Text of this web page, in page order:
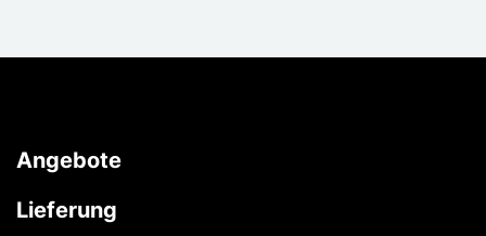
Angebote
Lieferung